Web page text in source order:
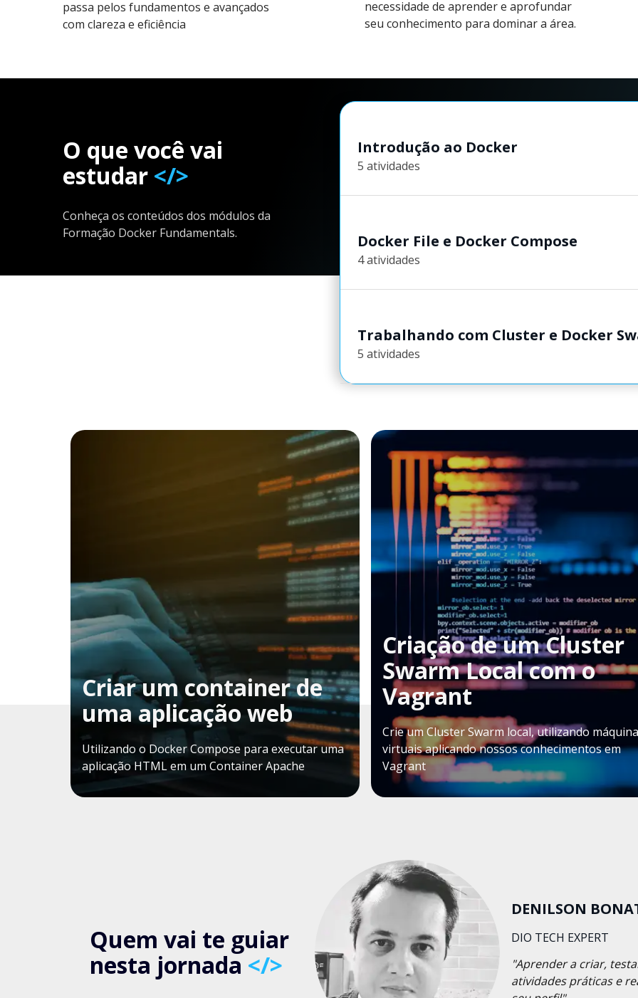
passa pelos fundamentos e avançados
com clareza e eficiência
necessidade de aprender e aprofundar
seu conhecimento para dominar a área.
O que você vai
estudar </>
Conheça os conteúdos dos módulos da
Formação Docker Fundamentals.
Introdução ao Docker
5 atividades
Docker File e Docker Compose
4 atividades
Trabalhando com Cluster e Docker
5 atividades
Criar um container de
uma aplicação web
Utilizando o Docker Compose para executar uma
aplicação HTML em um Container Apache
Criação de um Cluster
Swarm Local com o
Vagrant
Crie um Cluster Swarm local, utilizando
virtuais aplicando nossos conhecimentos em
Vagrant
Quem vai te guiar
nesta jornada </>
DENILSON
DIO TECH EXPERT
"Aprender a criar,
atividades práticas e